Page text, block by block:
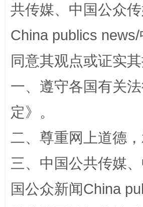
解纷+调解+退费，一次搞定
共传媒、中国公众
China publics
同意其观点或证实
一、遵守各国有关
定》。
二、尊重网上道德
三、中国公共传媒
国公众新闻China